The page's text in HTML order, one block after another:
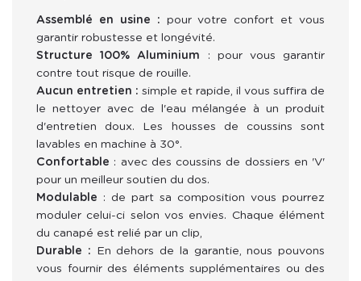
Assemblé en usine : pour votre confort et vous
garantir robustesse et longévité.
Structure 100% Aluminium : pour vous garantir
contre tout risque de rouille.
Aucun entretien : simple et rapide, il vous suffira de
le nettoyer avec de l'eau mélangée à un produit
d'entretien doux. Les housses de coussins sont
lavables en machine à 30°.
Confortable : avec des coussins de dossiers en 'V'
pour un meilleur soutien du dos.
Modulable : de part sa composition vous pourrez
moduler celui-ci selon vos envies. Chaque élément
du canapé est relié par un clip,
Durable : En dehors de la garantie, nous pouvons
vous fournir des éléments supplémentaires ou des